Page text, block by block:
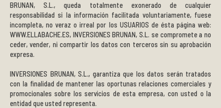
BRUNAN, S.L., queda totalmente exonerado de cualquier
responsabilidad si la información facilitada voluntariamente, fuese
incompleta, no veraz o irreal por los USUARIOS de ésta página web:
WWW.ELLABACHE.ES, INVERSIONES BRUNAN, S.L. se compromete a no
ceder, vender, ni compartir los datos con terceros sin su aprobación
expresa.
INVERSIONES BRUNAN, S.L., garantiza que los datos serán tratados
con la finalidad de mantener las oportunas relaciones comerciales y
promocionales sobre los servicios de esta empresa, con usted o la
entidad que usted representa.